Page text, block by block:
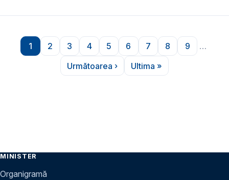
Paginare
Pagina
1
Pagina
2
Pagina
3
Pagina
4
Pagina
5
Pagina
6
Pagina
7
Pagina
8
Pagina
9 …
Pagina următoare
Următoarea ›
Ultima pagină
Ultima »
MINISTER
Organigramă